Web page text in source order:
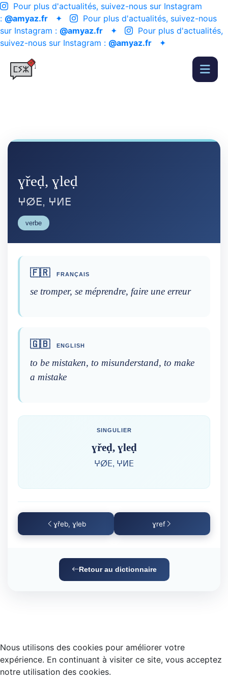
Pour plus d'actualités, suivez-nous sur Instagram
: @amyaz.fr ✦
Pour plus d'actualités, suivez-nous
sur Instagram : @amyaz.fr ✦
Pour plus d'actualités,
suivez-nous sur Instagram : @amyaz.fr ✦
ɣřeḍ, ɣleḍ
ⵖⵁⴹ, ⵖⵍⴹ
verbe
🇫🇷 FRANÇAIS
se tromper, se méprendre, faire une erreur
🇬🇧 ENGLISH
to be mistaken, to misunderstand, to make
a mistake
SINGULIER
ɣřeḍ, ɣleḍ
ⵖⵁⴹ, ⵖⵍⴹ
ɣřeb, ɣleb ɣref
Retour au dictionnaire
Nous utilisons des cookies pour améliorer votre
expérience. En continuant à visiter ce site, vous acceptez
notre utilisation des cookies.